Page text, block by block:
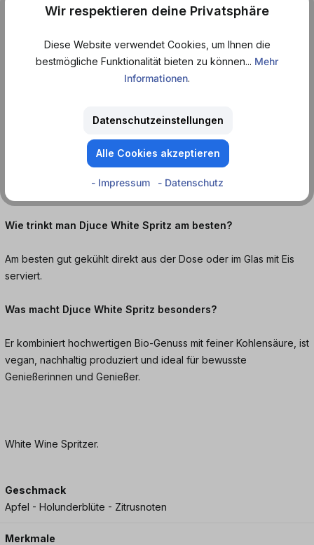
Er ist vegan, nachhaltig produziert und in der praktischen Dose
Jetzt Djuce White Spritz bei Dosenmatrosen.de bestellen und
spritzige Frische genießen.
Wie schmeckt Djuce White Spritz?
Zitrone, Apfel und Holunderblüte.
Wie trinkt man Djuce White Spritz am besten?
Am besten gut gekühlt direkt aus der Dose oder im Glas mit Eis
serviert.
Was macht Djuce White Spritz besonders?
Er kombiniert hochwertigen Bio-Genuss mit feiner Kohlensäure, ist
vegan, nachhaltig produziert und ideal für bewusste
Genießerinnen und Genießer.
White Wine Spritzer.
Geschmack
Apfel - Holunderblüte - Zitrusnoten
Merkmale
Wir respektieren deine Privatsphäre
Diese Website verwendet Cookies, um Ihnen die
bestmögliche Funktionalität bieten zu können... Mehr
Informationen.
Datenschutzeinstellungen
Alle Cookies akzeptieren
- Impressum - Datenschutz